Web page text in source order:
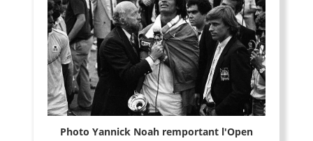
Photo Yannick Noah remportant l'Open